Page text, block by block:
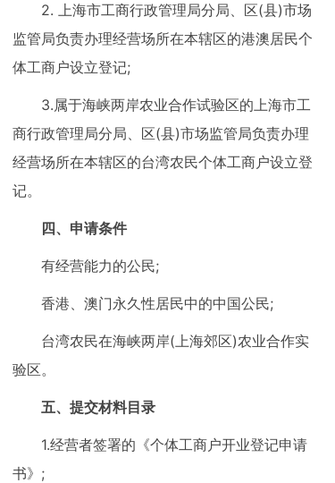
2. 上海市工商行政管理局分局、区(县)市场
监管局负责办理经营场所在本辖区的港澳居民个
体工商户设立登记;
3.属于海峡两岸农业合作试验区的上海市工
商行政管理局分局、区(县)市场监管局负责办理
经营场所在本辖区的台湾农民个体工商户设立登
记。
四、申请条件
有经营能力的公民;
香港、澳门永久性居民中的中国公民;
台湾农民在海峡两岸(上海郊区)农业合作实
验区。
五、提交材料目录
1.经营者签署的《个体工商户开业登记申请
书》;